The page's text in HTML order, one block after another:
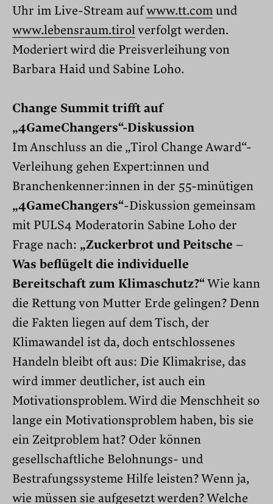
Uhr im Live-Stream aufwww.tt.com und
www.lebensraum.tirolverfolgt werden.
Moderiert wird die Preisverleihung von
Barbara Haid und Sabine Loho.
Change Summit trifft auf
„4GameChangers“-Diskussion
Im Anschluss an die „Tirol Change Award“-
Verleihung gehen Expert:innen und
Branchenkenner:innen in der 55-minütigen
„4GameChangers“-Diskussion gemeinsam
mit PULS4 Moderatorin Sabine Loho der
Frage nach: „Zuckerbrot und Peitsche –
Was beflügelt die individuelle
Bereitschaft zum Klimaschutz?“Wie kann
die Rettung von Mutter Erde gelingen? Denn
die Fakten liegen auf dem Tisch, der
Klimawandel ist da, doch entschlossenes
Handeln bleibt oft aus: Die Klimakrise, das
wird immer deutlicher, ist auch ein
Motivationsproblem. Wird die Menschheit so
lange ein Motivationsproblem haben, bis sie
ein Zeitproblem hat? Oder können
gesellschaftliche Belohnungs- und
Bestrafungssysteme Hilfe leisten? Wenn ja,
wie müssen sie aufgesetzt werden? Welche